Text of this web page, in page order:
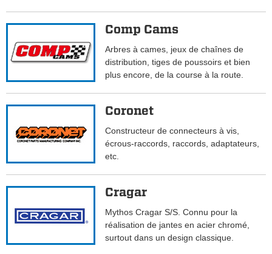
Comp Cams
Arbres à cames, jeux de chaînes de
distribution, tiges de poussoirs et bien
plus encore, de la course à la route.
Coronet
Constructeur de connecteurs à vis,
écrous-raccords, raccords, adaptateurs,
etc.
Cragar
Mythos Cragar S/S. Connu pour la
réalisation de jantes en acier chromé,
surtout dans un design classique.